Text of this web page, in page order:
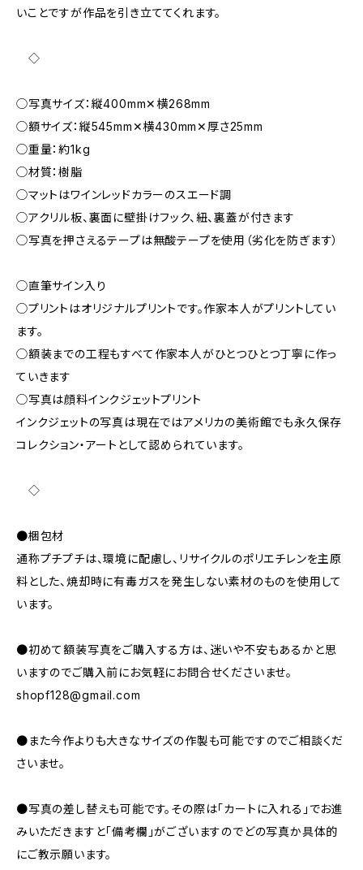
いことですが作品を引き立ててくれます。
◇
◯写真サイズ：縦400mm✕横268mm
◯額サイズ：縦545mm✕横430mm✕厚さ25mm
◯重量：約1kg
◯材質：樹脂
◯マットはワインレッドカラーのスエード調
◯アクリル板、裏面に壁掛けフック、紐、裏蓋が付きます
◯写真を押さえるテープは無酸テープを使用（劣化を防ぎます）
◯直筆サイン入り
◯プリントはオリジナルプリントです。作家本人がプリントしてい
ます。
◯額装までの工程もすべて作家本人がひとつひとつ丁寧に作っ
ていきます
◯写真は顔料インクジェットプリント
インクジェットの写真は現在ではアメリカの美術館でも永久保存
コレクション・アートとして認められています。
◇
●梱包材
通称プチプチは、環境に配慮し、リサイクルのポリエチレンを主原
料とした、焼却時に有毒ガスを発生しない素材のものを使用して
います。
●初めて額装写真をご購入する方は、迷いや不安もあるかと思
いますのでご購入前にお気軽にお問合せくださいませ。
shopf128@gmail.com
●また今作よりも大きなサイズの作製も可能ですのでご相談くだ
さいませ。
●写真の差し替えも可能です。その際は「カートに入れる」でお進
みいただきますと「備考欄」がございますのでどの写真か具体的
にご教示願います。